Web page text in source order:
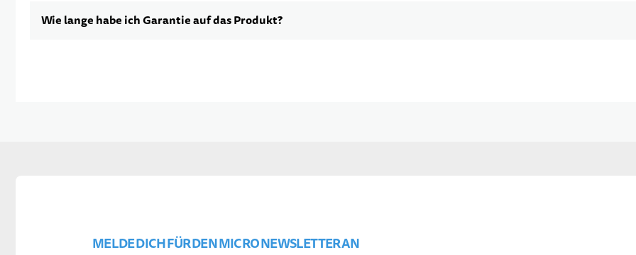
Wie lange habe ich Garantie auf das Produkt?
MELDE DICH FÜR DEN MICRO NEWSLETTER AN